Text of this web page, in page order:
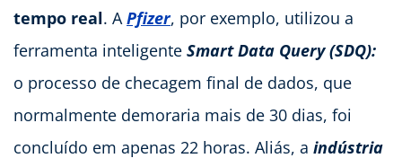
tempo real. APfizer, por exemplo, utilizou a
ferramenta inteligente Smart Data Query (SDQ):
o processo de checagem final de dados, que
normalmente demoraria mais de 30 dias, foi
concluído em apenas 22 horas. Aliás, a indústria